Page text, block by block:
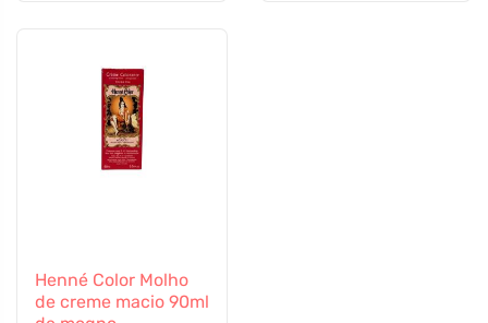
Henné Color Molho
de creme macio 90ml